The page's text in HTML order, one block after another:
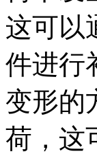
这可以
件进行
变形的
荷，这